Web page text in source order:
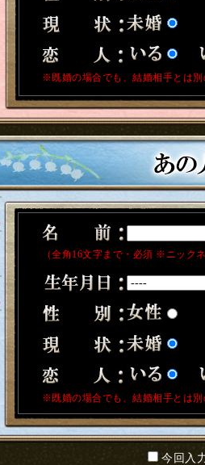
※既婚の場合でも、結婚相手とは
（全角16文字まで・必須 ※ニック
※既婚の場合でも、結婚相手とは
今回入